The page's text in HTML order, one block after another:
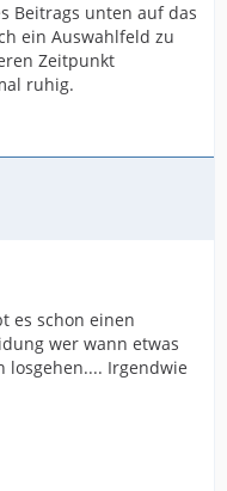
Beitrags unten auf das
ein Auswahlfeld zu
Zeitpunkt
ruhig.
es schon einen
wer wann etwas
losgehen.... Irgendwie